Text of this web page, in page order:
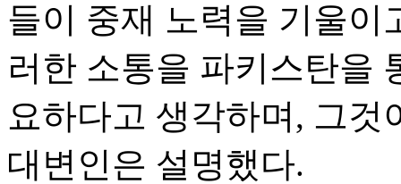
들이 중재 노력을 기울
러한 소통을 파키스탄을
요하다고 생각하며, 그
대변인은 설명했다.